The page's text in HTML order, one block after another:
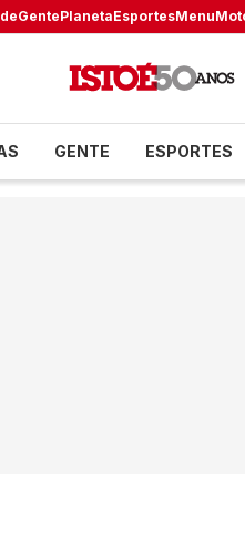
GentePlanetaEsportesMenu
GENTE ESPORTES